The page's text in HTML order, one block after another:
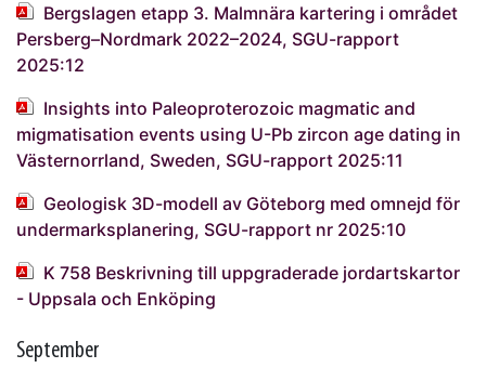
Bergslagen etapp 3. Malmnära kartering i området
Persberg–Nordmark 2022–2024, SGU-rapport
2025:12
Insights into Paleoproterozoic magmatic and
migmatisation events using U-Pb zircon age dating in
Västernorrland, Sweden, SGU-rapport 2025:11
Geologisk 3D-modell av Göteborg med omnejd för
undermarksplanering, SGU-rapport nr 2025:10
K 758 Beskrivning till uppgraderade jordartskartor
- Uppsala och Enköping
September